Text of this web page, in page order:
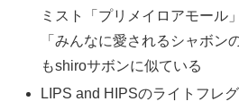
ミスト「プリメイロアモール
「みんなに愛されるシャボン
もshiroサボンに似ている
LIPS and HIPSのライトフレ